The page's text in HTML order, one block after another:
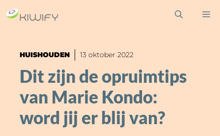
Ga
naar
inhoudHUISHOUDEN 13 oktober 2022
Dit zijn de opruimtips
van Marie Kondo:
word jij er blij van?